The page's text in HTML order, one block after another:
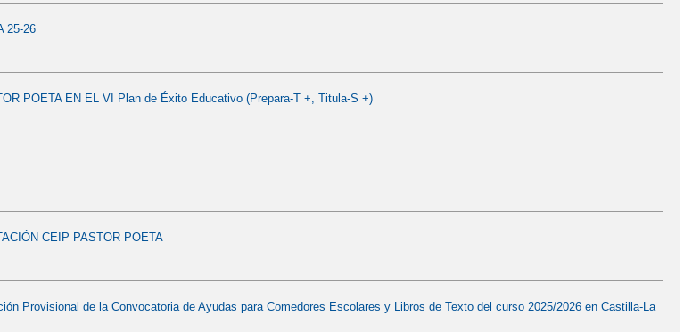
25-26
POETA EN EL VI Plan de Éxito Educativo (Prepara-T +, Titula-S +)
CEIP PASTOR POETA
Provisional de la Convocatoria de Ayudas para Comedores Escolares y Libros de Texto del curso 2025/2026 en Castilla-La